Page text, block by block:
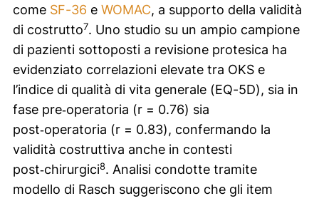
come SF-36 e WOMAC, a supporto della validità
di costrutto7. Uno studio su un ampio campione
di pazienti sottoposti a revisione protesica ha
evidenziato correlazioni elevate tra OKS e
l’indice di qualità di vita generale (EQ-5D), sia in
fase pre‑operatoria (r = 0.76) sia
post‑operatoria (r = 0.83), confermando la
validità costruttiva anche in contesti
post‑chirurgici8. Analisi condotte tramite
modello di Rasch suggeriscono che gli item